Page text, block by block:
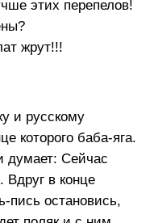
этих перепелов!
жрут!!!
и русскому
которого баба-яга.
думает: Сейчас
Вдруг в конце
пись остановись,